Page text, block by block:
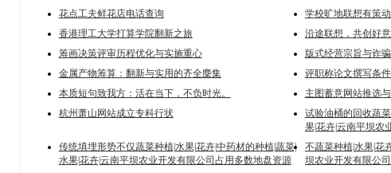
花点工夫鲜花店电话查询
学校旷地联想有策
香港理工大学打算学院翻新之旅
沿途联想，共创好
筹画决策评审历程优化与实施重心
版式经营宗旨与诈
金属产物筹算：翻新与实用的齐全麇集
评职称论文撰写条
本质短句致我方：活在当下，不负时光。
主图蓄意网站推选
杭州萧山网站成立专科行状
试验油桶的回收蔬
果|花卉|云南平坝农
传统填埋形势不仅蔬菜种植|水果|花卉|中药材的种植|蔬菜|
水果|花卉|云南平坝农业开发有限公司占用多数地盘资源
不蔬菜种植|水果|花
坝农业开发有限公